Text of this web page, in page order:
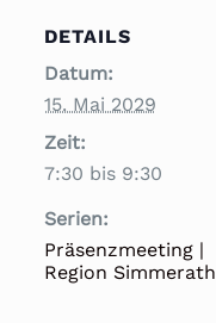
DETAILS
Datum:
15. Mai 2029
Zeit:
7:30 bis 9:30
Serien:
Präsenzmeeting |
Region Simmerath